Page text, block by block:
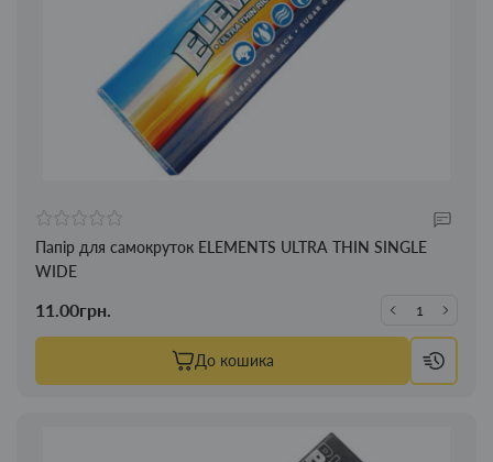
Папір для самокруток ELEMENTS ULTRA THIN SINGLE
WIDE
11.00грн.
До кошика